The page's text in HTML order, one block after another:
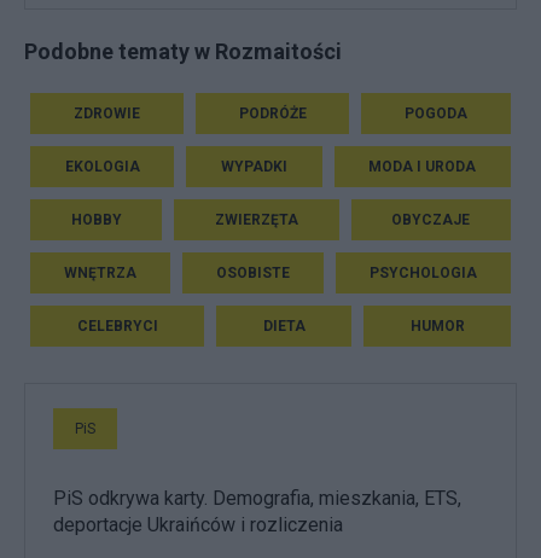
Podobne tematy w Rozmaitości
ZDROWIE PODRÓŻE POGODA
EKOLOGIA WYPADKI MODA I URODA
HOBBY ZWIERZĘTA OBYCZAJE
WNĘTRZA OSOBISTE PSYCHOLOGIA
CELEBRYCI DIETA HUMOR
PiS
PiS odkrywa karty. Demografia, mieszkania, ETS,
deportacje Ukraińców i rozliczenia